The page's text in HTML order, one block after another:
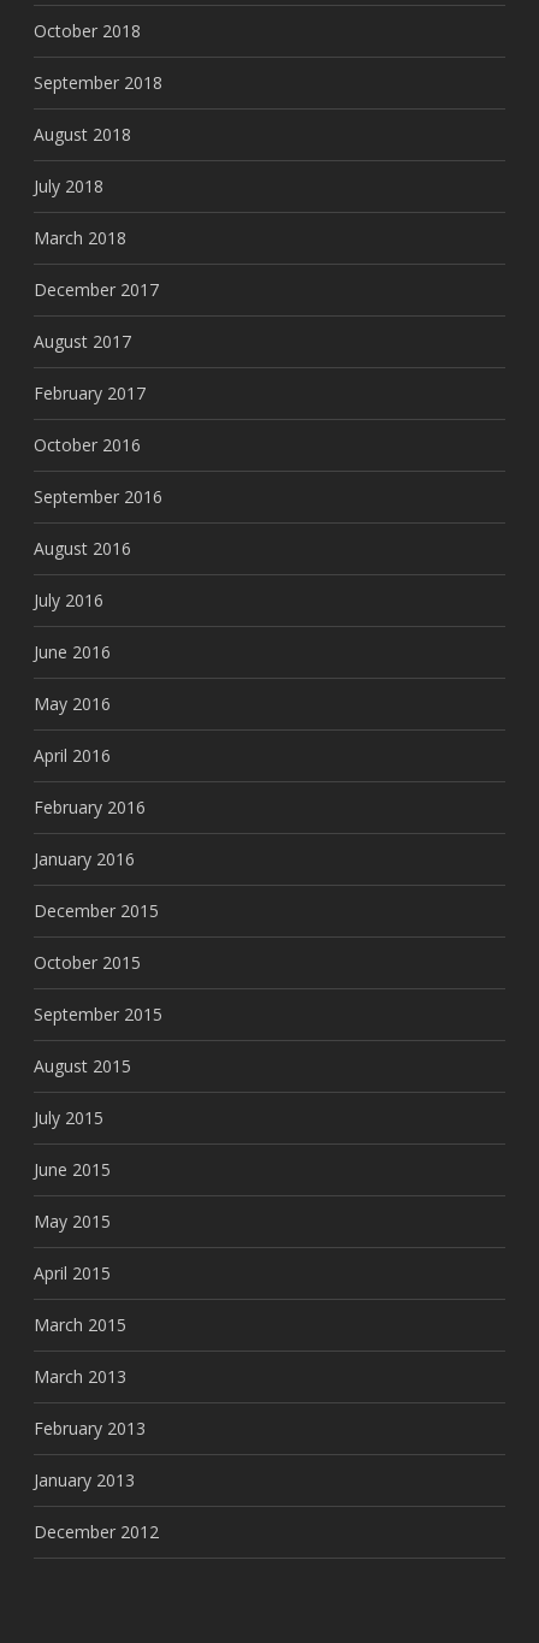
October 2018
September 2018
August 2018
July 2018
March 2018
December 2017
August 2017
February 2017
October 2016
September 2016
August 2016
July 2016
June 2016
May 2016
April 2016
February 2016
January 2016
December 2015
October 2015
September 2015
August 2015
July 2015
June 2015
May 2015
April 2015
March 2015
March 2013
February 2013
January 2013
December 2012